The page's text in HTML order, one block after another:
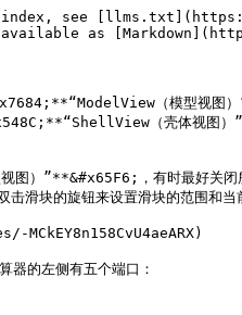
see
as
（模型视图）
（壳体视图）
）”**&#x65F6;，有时最好关闭
滑块的旋钮来设置滑块的范围和当
的左侧有五个端口：